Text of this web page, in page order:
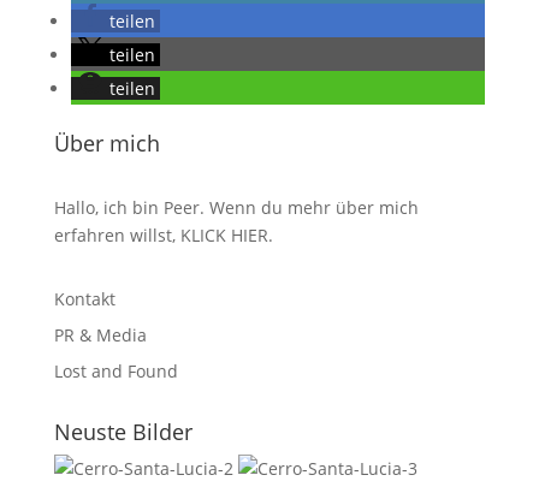
teilen
teilen
teilen
Über mich
Hallo, ich bin Peer. Wenn du mehr über mich
erfahren willst, KLICK HIER.
Kontakt
PR & Media
Lost and Found
Neuste Bilder